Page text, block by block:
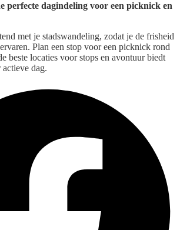
perfecte dagindeling voor een picknick en
met je stadswandeling, zodat je de frisheid
Plan een stop voor een picknick rond
beste locaties voor stops en avontuur biedt
actieve dag.